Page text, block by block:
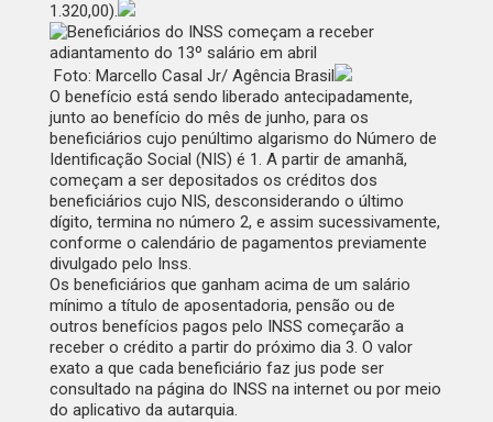
1.320,00).
Foto: Marcello Casal Jr/ Agência Brasil
O benefício está sendo liberado antecipadamente,
junto ao benefício do mês de junho, para os
beneficiários cujo penúltimo algarismo do Número de
Identificação Social (NIS) é 1. A partir de amanhã,
começam a ser depositados os créditos dos
beneficiários cujo NIS, desconsiderando o último
dígito, termina no número 2, e assim sucessivamente,
conforme o calendário de pagamentos previamente
divulgado pelo Inss.
Os beneficiários que ganham acima de um salário
mínimo a título de aposentadoria, pensão ou de
outros benefícios pagos pelo INSS começarão a
receber o crédito a partir do próximo dia 3. O valor
exato a que cada beneficiário faz jus pode ser
consultado na página do INSS na internet ou por meio
do aplicativo da autarquia.